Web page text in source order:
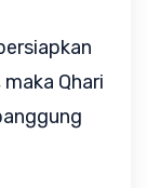
Qhari